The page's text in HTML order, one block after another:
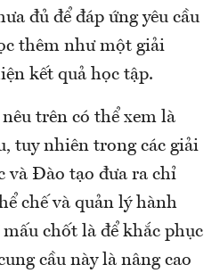
đủ để đáp ứng yêu cầu
thêm như một giải
kết quả học tập.
trên có thể xem là
tuy nhiên trong các giải
và Đào tạo đưa ra chỉ
chế và quản lý hành
chốt là để khắc phục
cầu này là nâng cao